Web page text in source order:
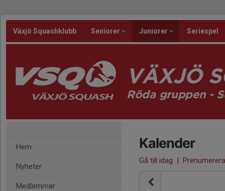
Växjö Squashklubb Seniorer Juniorer Seriespel
VÄXJÖ
Röda gruppen -
Hem
Nyheter
Medlemmar
Kalender
Gå till idag | Prenumerera